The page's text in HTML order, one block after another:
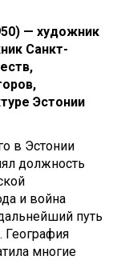
— художник
Санкт-
Эстонии
в Эстонии
должность
и война
путь
География
многие